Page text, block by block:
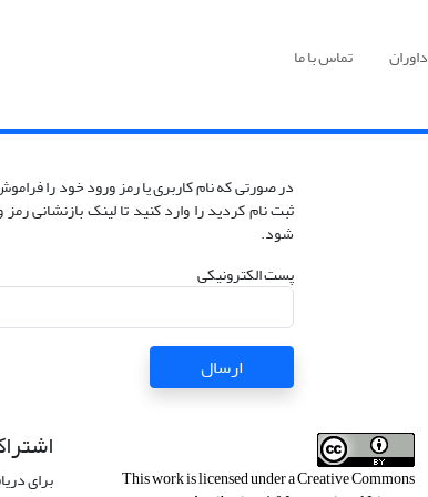
داوران تماس با ما
در صورتی که نام کاربری یا رمز ورود خود را
ثبت نام کردید را وارد کنید تا لینک بازنشانی
شود.
پست الکترونیکی
ارسال
This work is licensed under aCreative Commons برای